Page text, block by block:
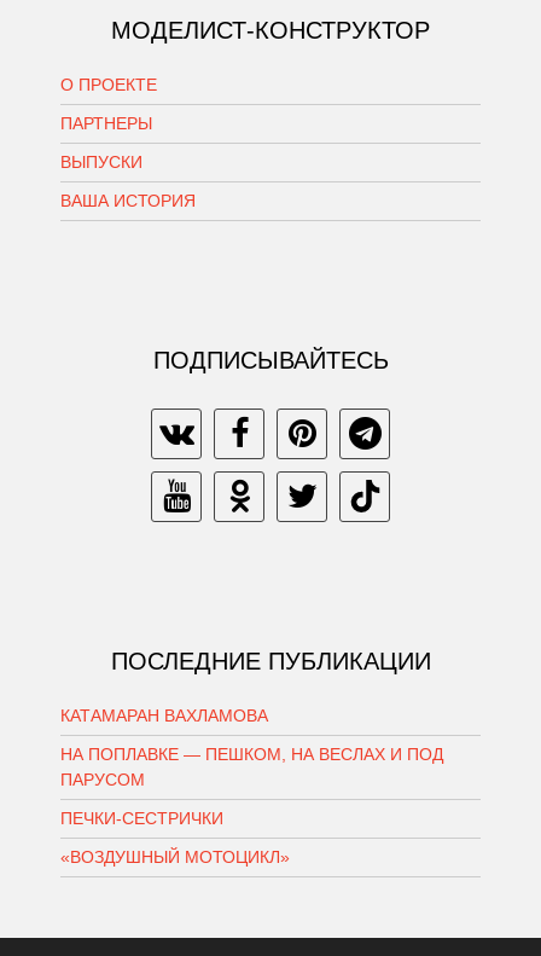
МОДЕЛИСТ-КОНСТРУКТОР
О ПРОЕКТЕ
ПАРТНЕРЫ
ВЫПУСКИ
ВАША ИСТОРИЯ
ПОДПИСЫВАЙТЕСЬ
ПОСЛЕДНИЕ ПУБЛИКАЦИИ
КАТАМАРАН ВАХЛАМОВА
НА ПОПЛАВКЕ — ПЕШКОМ, НА ВЕСЛАХ И ПОД
ПАРУСОМ
ПЕЧКИ-СЕСТРИЧКИ
«ВОЗДУШНЫЙ МОТОЦИКЛ»